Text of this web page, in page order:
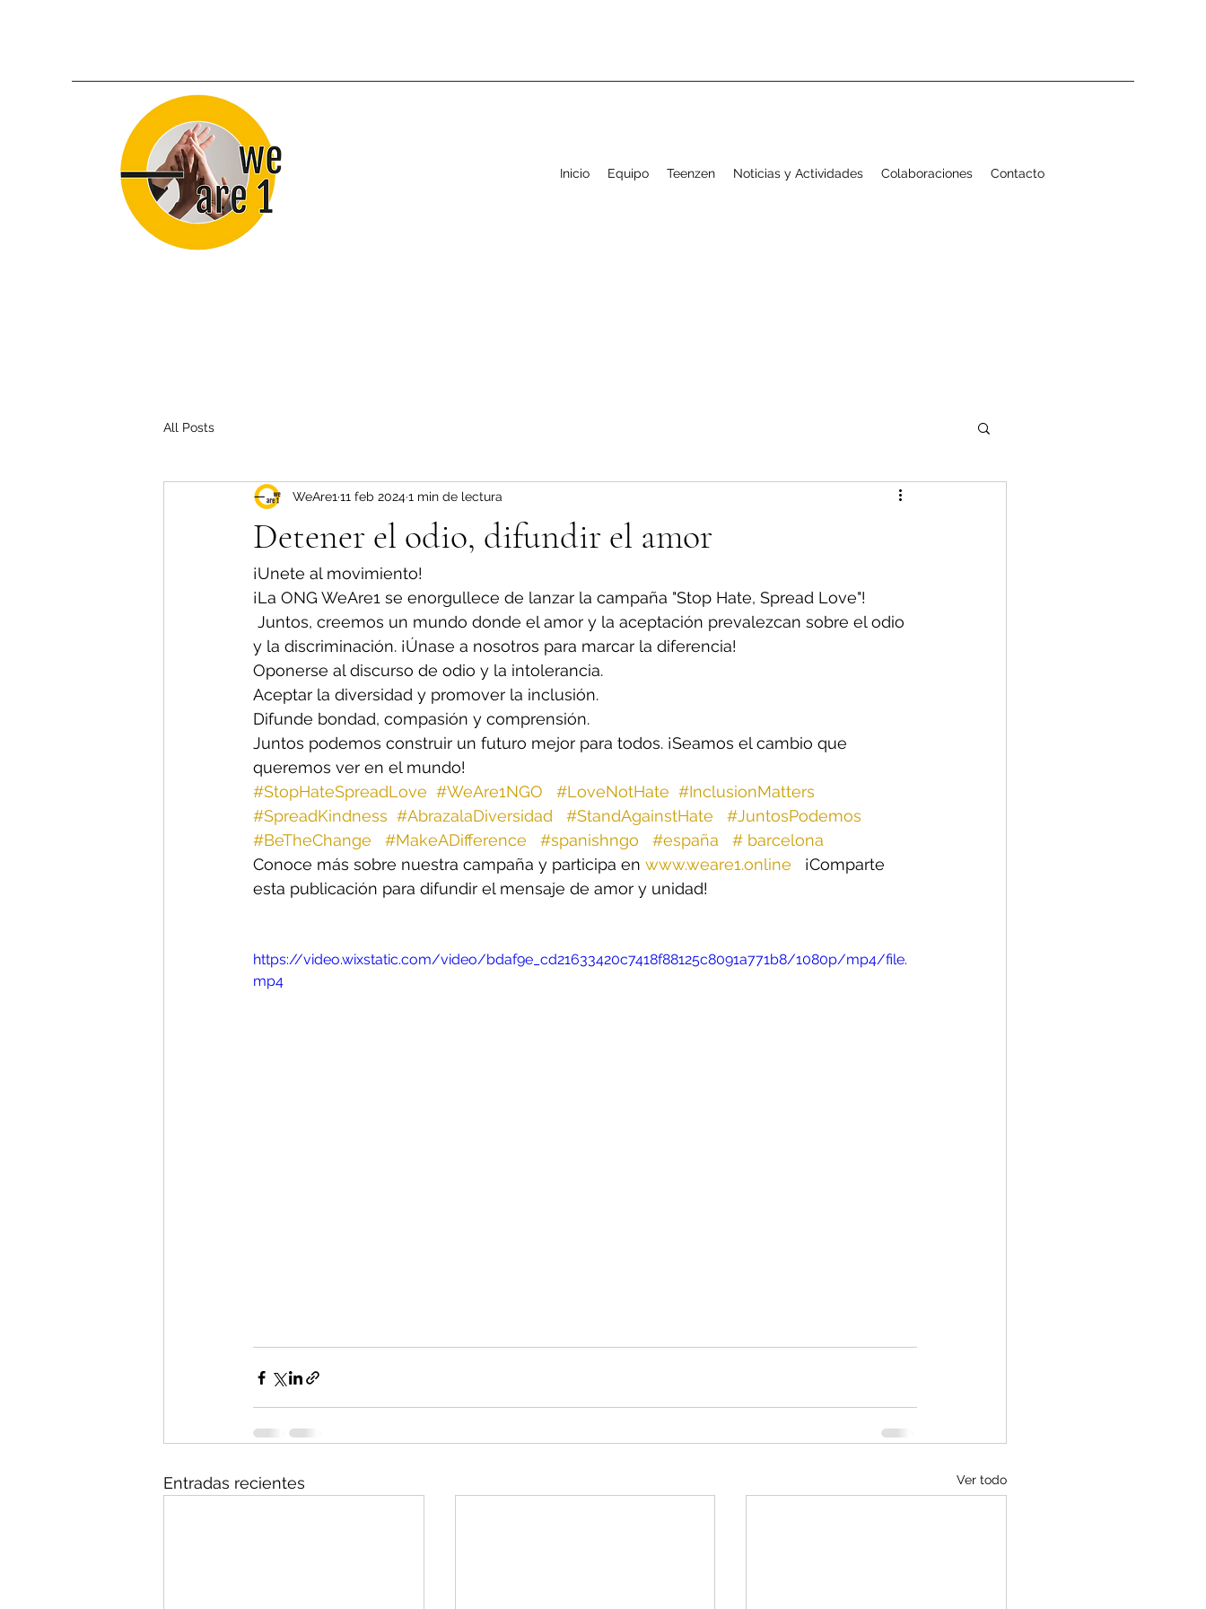
Inicio Equipo Teenzen Noticias y Actividades Colaboraciones Contacto
All Posts
Detener el odio, difundir el amor
WeAre1 11 feb 20241 min de lectura
¡Unete al movimiento!
¡La ONG WeAre1 se enorgullece de lanzar la campaña "Stop Hate, Spread Love"!
Juntos, creemos un mundo donde el amor y la aceptación prevalezcan sobre el odio
y la discriminación. ¡Únase a nosotros para marcar la diferencia!
Oponerse al discurso de odio y la intolerancia.
Aceptar la diversidad y promover la inclusión.
Difunde bondad, compasión y comprensión.
Juntos podemos construir un futuro mejor para todos. ¡Seamos el cambio que
queremos ver en el mundo!
#StopHateSpreadLove #WeAre1NGO #LoveNotHate #InclusionMatters
#SpreadKindness #AbrazalaDiversidad #StandAgainstHate
#JuntosPodemos
#BeTheChange
#MakeADifference #spanishngo #españa
# barcelona
Conoce más sobre nuestra campaña y participa en www.weare1.online ¡Comparte
esta publicación para difundir el mensaje de amor y unidad!
https://video.wixstatic.com/video/bdaf9e_cd21633420c7418f88125c8091a771b8/1080p/mp4/file.
mp4
Entradas recientes Ver todo